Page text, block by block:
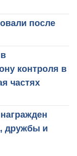
после
контроля в
частях
дружбы и